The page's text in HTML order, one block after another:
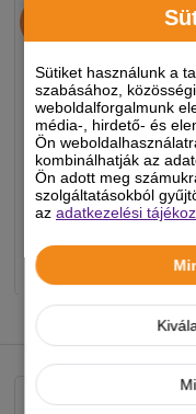
Sütiket használunk a
szabásához,
weboldalforgalmunk
média-, hirdető- és
Ön
kombinálhatják az
Ön adott meg
szolgáltatásokból
azadatkezelési
Madárnak 55g
590 Ft
-5%
Készleten, várható
munkanap